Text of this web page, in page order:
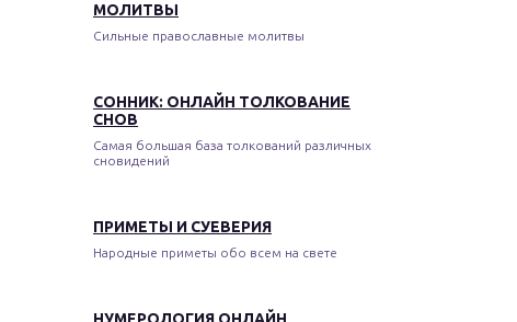
МОЛИТВЫ
Сильные православные молитвы
СОННИК: ОНЛАЙН ТОЛКОВАНИЕ
СНОВ
Самая большая база толкований различных
сновидений
ПРИМЕТЫ И СУЕВЕРИЯ
Народные приметы обо всем на свете